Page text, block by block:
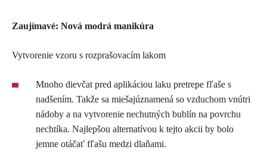
Zaujímavé: Nová modrá manikúra
Vytvorenie vzoru s rozprašovacím lakom
Mnoho dievčat pred aplikáciou laku pretrepe fľaše s
nadšením. Takže sa miešajúznamená so vzduchom vnútri
nádoby a na vytvorenie nechutných bublín na povrchu
nechtíka. Najlepšou alternatívou k tejto akcii by bolo
jemne otáčať fľašu medzi dlaňami.